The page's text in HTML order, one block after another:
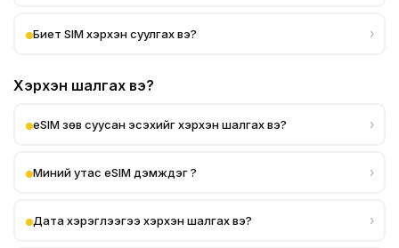
Биет SIM хэрхэн суулгах вэ? ›
Хэрхэн шалгах вэ?
eSIM зөв суусан эсэхийг хэрхэн шалгах вэ? ›
Миний утас eSIM дэмждэг үү? ›
Дата хэрэглээгээ хэрхэн шалгах вэ? ›